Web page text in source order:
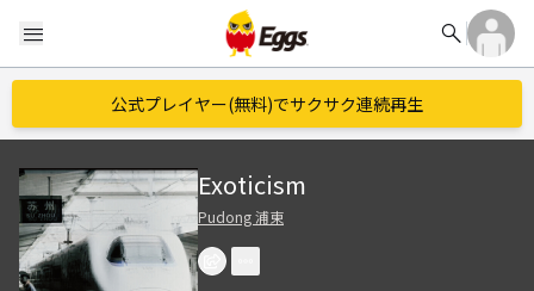
menu search
公式プレイヤー(無料)でサクサク連続再生
Exoticism
Pudong 浦東